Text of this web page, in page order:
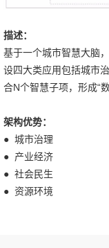
描述：
基于一个城市智慧大脑
设四大类应用包括城市
合N个智慧子项，形成“
架构优势：
● 城市治理
● 产业经济
● 社会民生
● 资源环境